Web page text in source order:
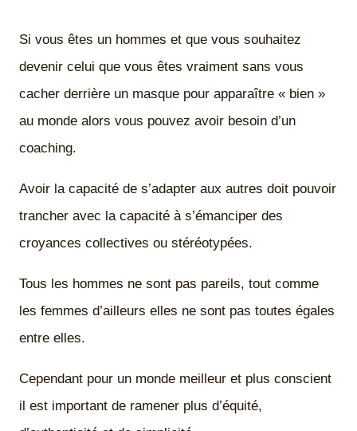
Si vous êtes un hommes et que vous souhaitez
devenir celui que vous êtes vraiment sans vous
cacher derrière un masque pour apparaître « bien »
au monde alors vous pouvez avoir besoin d’un
coaching.
Avoir la capacité de s’adapter aux autres doit pouvoir
trancher avec la capacité à s’émanciper des
croyances collectives ou stéréotypées.
Tous les hommes ne sont pas pareils, tout comme
les femmes d’ailleurs elles ne sont pas toutes égales
entre elles.
Cependant pour un monde meilleur et plus conscient
il est important de ramener plus d’équité,